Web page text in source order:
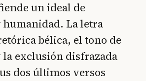
un ideal de
La letra
bélica, el tono de
exclusión disfrazada
dos últimos versos